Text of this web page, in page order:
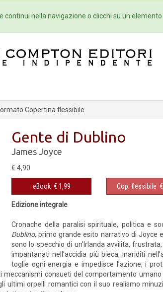
Eventi Collane
Copertina flessibile
Gente di Dublino
James Joyce
€ 4,90
eBook € 1,99 Cop. flessibile
Edizione integrale
Cronache della paralisi spirituale, politica e
Dublino, primo grande esito narrativo di Joyce
sono lo specchio di un’Irlanda avvilita,
impantanati nell’accidia più bieca, inariditi
toglie ogni energia e impedisce l’azione, i
meccanismi consueti del comportamento
ultimi orpelli romantici con il suo realismo
nella navigazione o clicchi su un